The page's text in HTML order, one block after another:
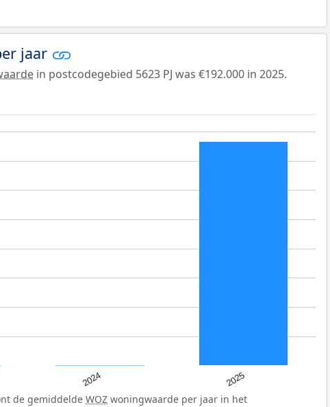
jaar
in postcodegebied 5623 PJ was €192.000 in 2025.
2024 2025
de gemiddelde WOZ woningwaarde per jaar in het